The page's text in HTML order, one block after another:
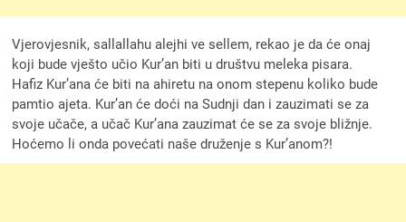
Vjerovjesnik, sallallahu alejhi ve sellem, rekao je da će onaj
koji bude vješto učio Kur’an biti u društvu meleka pisara.
Hafiz Kur’ana će biti na ahiretu na onom stepenu koliko bude
pamtio ajeta. Kur’an će doći na Sudnji dan i zauzimati se za
svoje učače, a učač Kur’ana zauzimat će se za svoje bližnje.
Hoćemo li onda povećati naše druženje s Kur’anom?!